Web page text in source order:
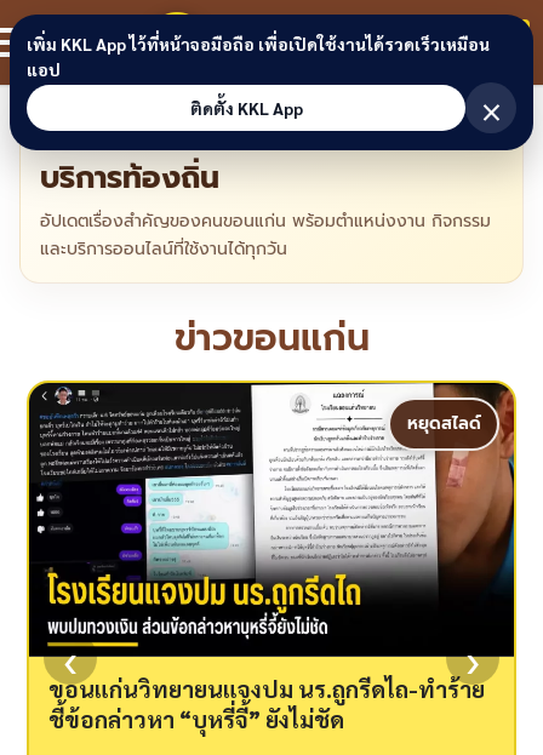
ข้ามไปยังเนื้อหาหลัก
ขอนแก่นลิงก์ สมาชิก
ข่าวขอนแก่นวันนี้ งาน อีเวนต์ และ
บริการท้องถิ่น
อัปเดตเรื่องสำคัญของคนขอนแก่น พร้อมตำแหน่งงาน กิจกรรม
และบริการออนไลน์ที่ใช้งานได้ทุกวัน
ข่าวขอนแก่น
‹ ›
หยุดสไลด์
เพิ่ม KKL App ไว้ที่หน้าจอมือถือ เพื่อเปิดใช้งานได้รวดเร็วเหมือน
แอป
ติดตั้ง KKL App
×